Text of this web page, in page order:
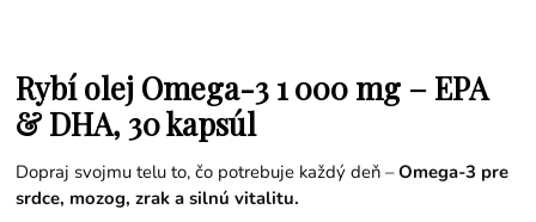
Rybí olej Omega-3 1 000 mg – EPA
& DHA, 30 kapsúl
Dopraj svojmu telu to, čo potrebuje každý deň –Omega-3 pre
srdce, mozog, zrak a silnú vitalitu.